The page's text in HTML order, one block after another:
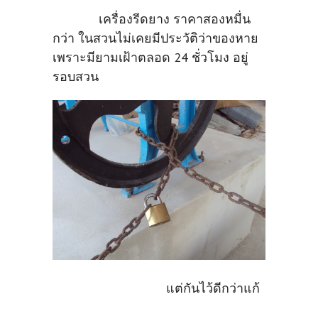
เครื่องรีดยาง ราคาสองหมื่น
กว่า ในสวนไม่เคยมีประวัติว่าของหาย
เพราะมียามเฝ้าตลอด 24 ชั่วโมง อยู่
รอบสวน
แต่กันไว้ดีกว่าแก้